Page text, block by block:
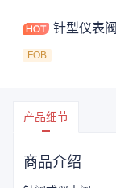
针型仪表阀
FOB
产品细节
商品介绍